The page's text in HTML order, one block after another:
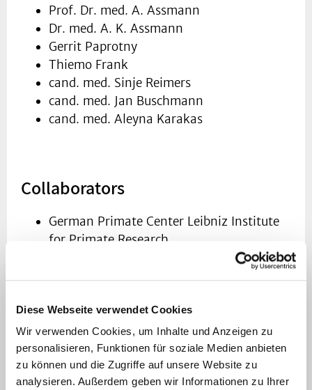
Diese Webseite verwendet Cookies
Wir verwenden Cookies, um Inhalte und Anzeigen zu
personalisieren, Funktionen für soziale Medien anbieten
zu können und die Zugriffe auf unsere Website zu
analysieren. Außerdem geben wir Informationen zu Ihrer
Prof. Dr. med. A. Assmann
Dr. med. A. K. Assmann
Gerrit Paprotny
Thiemo Frank
cand. med. Sinje Reimers
cand. med. Jan Buschmann
cand. med. Aleyna Karakas
Collaborators
German Primate Center Leibniz Institute
for Primate Research
CFD Lab, Duesseldorf University of Applied
Sciences